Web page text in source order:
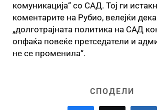
комуникација“ со САД. Тој ги
коментарите на Рубио, велејќи дека
„долготрајната политика на САД
опфаќа повеќе претседатели и
не се променила“.
СПОДЕЛИ